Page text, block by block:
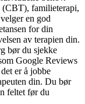
(CBT), familieterapi,
en god
for din
av terapien din.
bør du sjekke
Google Reviews
er å jobbe
din. Du bør
feltet før du